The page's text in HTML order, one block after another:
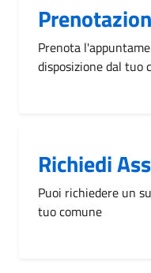
Prenota
disposizione dal tuo
Richiedi
Puoi richiedere un
tuo comune